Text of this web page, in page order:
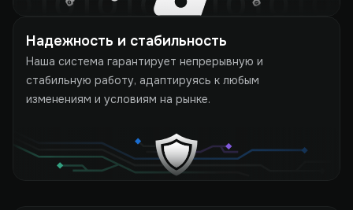
Надежность и стабильность
Наша система гарантирует непрерывную и
стабильную работу, адаптируясь к любым
изменениям и условиям на рынке.